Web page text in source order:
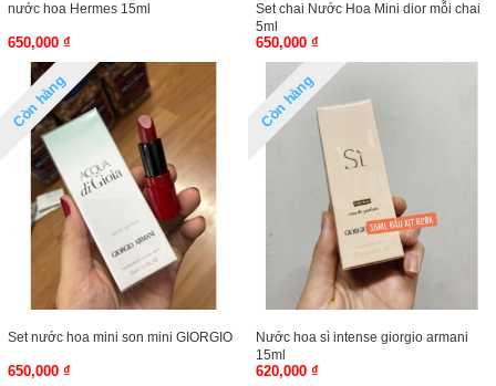
nước hoa Hermes 15ml
650,000 ₫
Set chai Nước Hoa Mini dior mỗi chai
5ml
650,000 ₫
Còn hàng
Set nước hoa mini son mini GIORGIO
650,000 ₫
Còn hàng
Nước hoa sì intense giorgio armani
15ml
620,000 ₫